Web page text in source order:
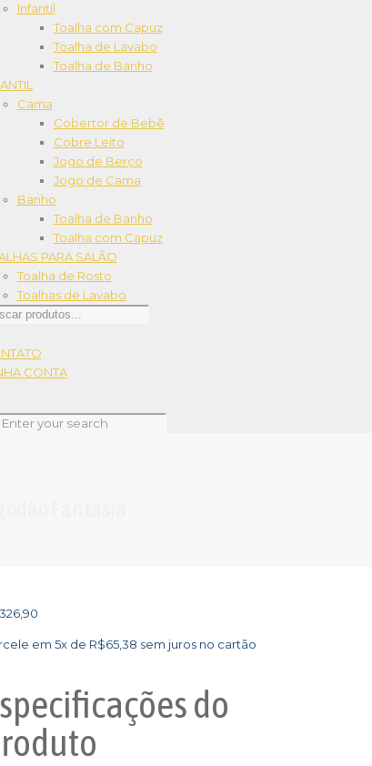
Infantil
Toalha com Capuz
Toalha de Lavabo
Toalha de Banho
Cama
Cobertor de Bebê
Cobre Leito
Jogo de Berço
Jogo de Cama
Banho
Toalha de Banho
Toalha com Capuz
PARA SALÃO
Toalha de Rosto
Toalhas de Lavabo
CONTA
326,90
em 5x de R$65,38 sem juros no cartão
do